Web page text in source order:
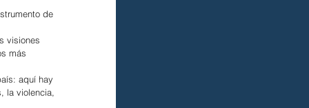
de
visiones
más
aquí hay
la violencia,